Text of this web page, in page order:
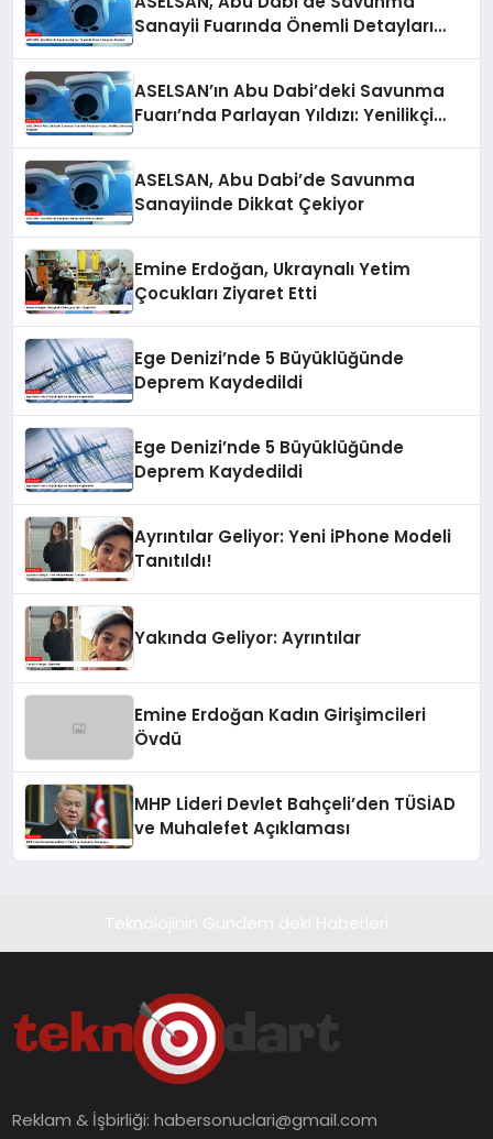
Sanayii Fuarında Önemli Detayları
ASELSAN’ın Abu Dabi’deki Savunma
Fuarı’nda Parlayan Yıldızı: Yenilikçi
ASELSAN, Abu Dabi’de Savunma
Sanayiinde Dikkat Çekiyor
Emine Erdoğan, Ukraynalı Yetim
Çocukları Ziyaret Etti
Ege Denizi’nde 5 Büyüklüğünde
Deprem Kaydedildi
Ege Denizi’nde 5 Büyüklüğünde
Deprem Kaydedildi
Ayrıntılar Geliyor: Yeni iPhone Modeli
Tanıtıldı!
Yakında Geliyor: Ayrıntılar
Emine Erdoğan Kadın Girişimcileri
Övdü
MHP Lideri Devlet Bahçeli’den TÜSİAD
ve Muhalefet Açıklaması
Reklam & İşbirliği:habersonuclari@gmail.com